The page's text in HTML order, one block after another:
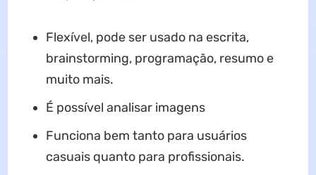
Flexível, pode ser usado na escrita,
brainstorming, programação, resumo e
muito mais.
É possível analisar imagens
Funciona bem tanto para usuários
casuais quanto para profissionais.